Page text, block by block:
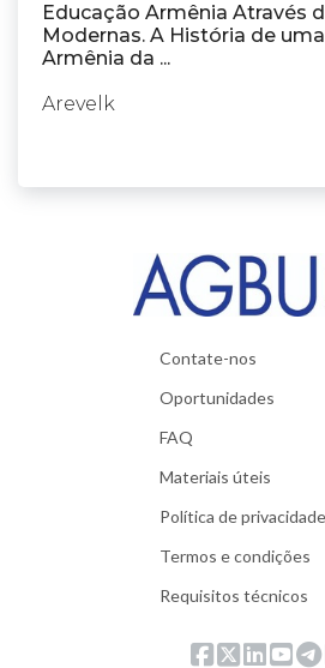
Educação Armênia Através
Modernas. A História de
Armênia da ...
Arevelk
Contate-nos
Oportunidades
FAQ
Materiais úteis
Política de privacidade
Termos e condições
Requisitos técnicos